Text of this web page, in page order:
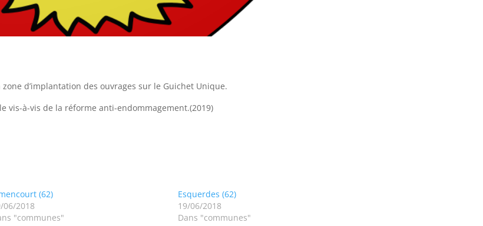
d’implantation des ouvrages sur le Guichet Unique.
vis-à-vis de la réforme anti-endommagement.(2019)
(62)
06/2018
"communes"
Esquerdes (62)
19/06/2018
Dans "communes"